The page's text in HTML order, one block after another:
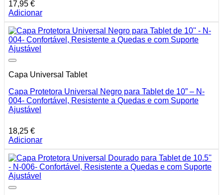
17,95 €
Adicionar
Capa Universal Tablet
Capa Protetora Universal Negro para Tablet de 10” – N-
004- Confortável, Resistente a Quedas e com Suporte
Ajustável
18,25 €
Adicionar